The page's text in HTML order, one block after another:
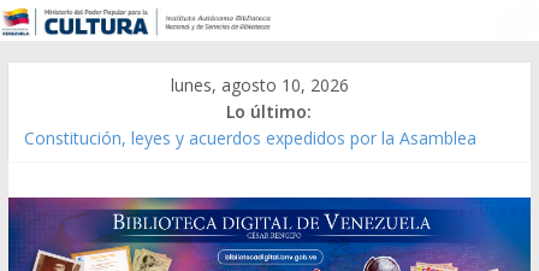
lunes, agosto 10, 2026
Lo último:
Catálogo temático de obras de Modesta Bor
Constitución, leyes y acuerdos expedidos por la Asamblea
Una Parálisis [material gráfico]
Modesta Bor Sánchez [material gráfico]
Gaceta Oficial de la República de Venezuela año CXXXIII Mes V,